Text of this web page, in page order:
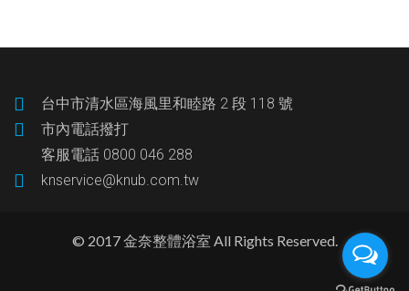
台中市清水區海風里和睦路 2 段 118 號
市內電話撥打
客服電話 0800 046 288
knservice@knub.com.tw
© 2017 金奈整體浴室 All Rights Reserved.